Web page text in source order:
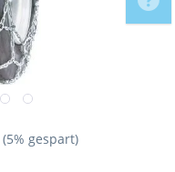
(5% gespart)